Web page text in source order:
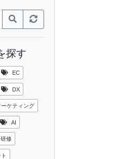
探す
EC
DX
ーケティング
AI
研修